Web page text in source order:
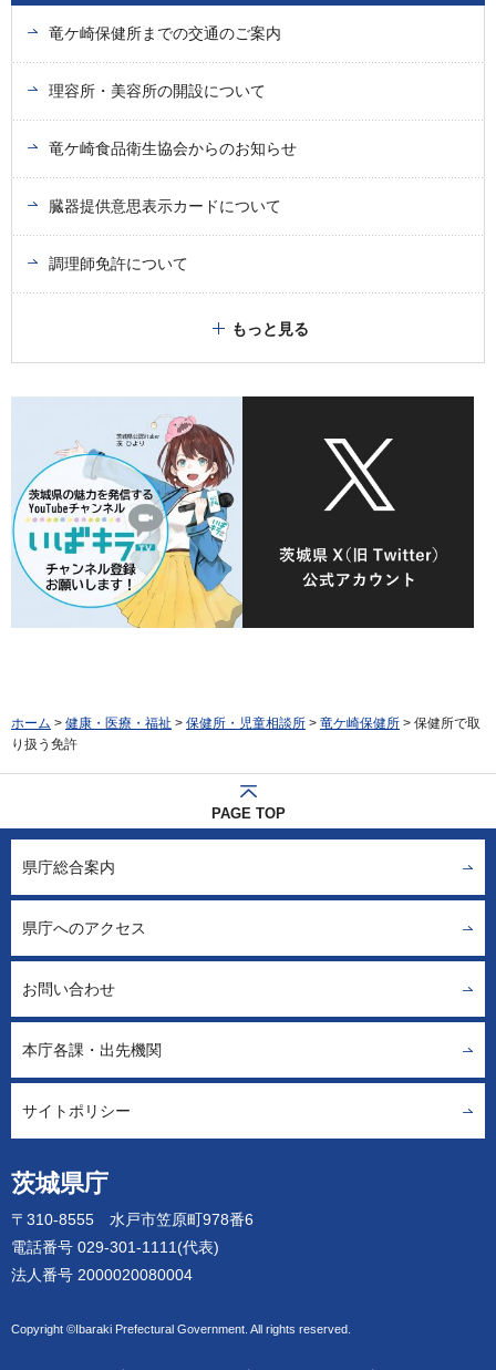
竜ケ崎保健所までの交通のご案内
理容所・美容所の開設について
竜ケ崎食品衛生協会からのお知らせ
臓器提供意思表示カードについて
調理師免許について
もっと見る
ホーム > 健康・医療・福祉 > 保健所・児童相談所 > 竜ケ崎保健所 > 保健所で取
り扱う免許
PAGE TOP
茨城県庁
〒310-8555 水戸市笠原町978番6
電話番号 029-301-1111(代表)
法人番号 2000020080004
Copyright ©Ibaraki Prefectural Government. All rights reserved.
県庁総合案内
県庁へのアクセス
お問い合わせ
本庁各課・出先機関
サイトポリシー